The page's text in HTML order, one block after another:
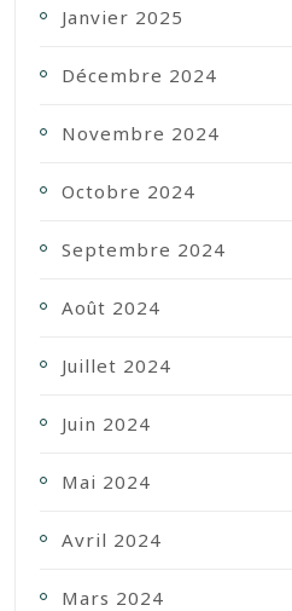
Janvier 2025
Décembre 2024
Novembre 2024
Octobre 2024
Septembre 2024
Août 2024
Juillet 2024
Juin 2024
Mai 2024
Avril 2024
Mars 2024